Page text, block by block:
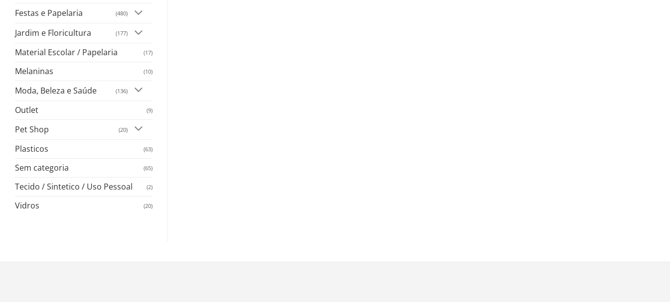
Festas e Papelaria (480)
Jardim e Floricultura (177)
Material Escolar / Papelaria (17)
Melaninas (10)
Moda, Beleza e Saúde (136)
Outlet (9)
Pet Shop (20)
Plasticos (63)
Sem categoria (65)
Tecido / Sintetico / Uso Pessoal (2)
Vidros (20)